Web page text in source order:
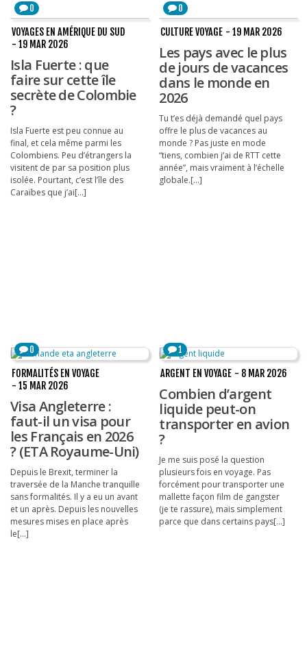
0
VOYAGES EN AMÉRIQUE DU SUD
- 19 MAR 2026
Isla Fuerte : que
faire sur cette île
secrète de Colombie
?
Isla Fuerte est peu connue au
final, et cela même parmi les
Colombiens. Peu d’étrangers la
visitent de par sa position plus
isolée. Pourtant, c’est l’île des
Caraïbes que j’ai[...]
0
CULTURE VOYAGE - 19 MAR 2026
Les pays avec le plus
de jours de vacances
dans le monde en
2026
Tu t’es déjà demandé quel pays
offre le plus de vacances au
monde ? Pas juste en mode
“tiens, combien j’ai de RTT cette
année”, mais vraiment à l’échelle
globale.[...]
0
FORMALITÉS EN VOYAGE
- 15 MAR 2026
Visa Angleterre :
faut-il un visa pour
les Français en 2026
? (ETA Royaume-Uni)
Depuis le Brexit, terminer la
traversée de la Manche tranquille
sans formalités. Il y a eu un avant
et un après. Depuis les nouvelles
mesures mises en place après
le[...]
1
ARGENT EN VOYAGE - 8 MAR 2026
Combien d’argent
liquide peut-on
transporter en avion
?
Je me suis posé la question
plusieurs fois en voyage. Pas
forcément pour transporter une
mallette façon film de gangster
(je te rassure), mais simplement
parce que dans certains pays[...]